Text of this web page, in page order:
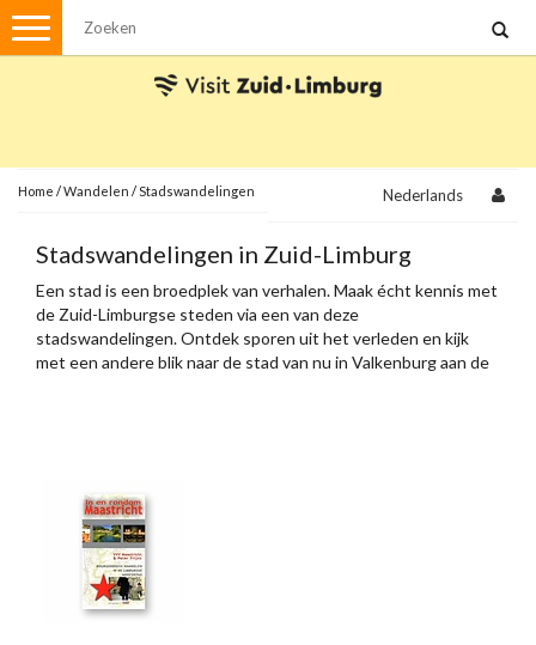
Menu
Met de auto
Visvergunningen
Brochures en kaarten
Plattegronden
Uit de streek
Ansichtkaarten
Home /Wandelen /Stadswandelingen Nederlands
Stadswandelingen in Zuid-Limburg
Een stad is een broedplek van verhalen. Maak écht kennis met
de Zuid-Limburgse steden via een van deze
stadswandelingen. Ontdek sporen uit het verleden en kijk
met een andere blik naar de stad van nu in Valkenburg aan de